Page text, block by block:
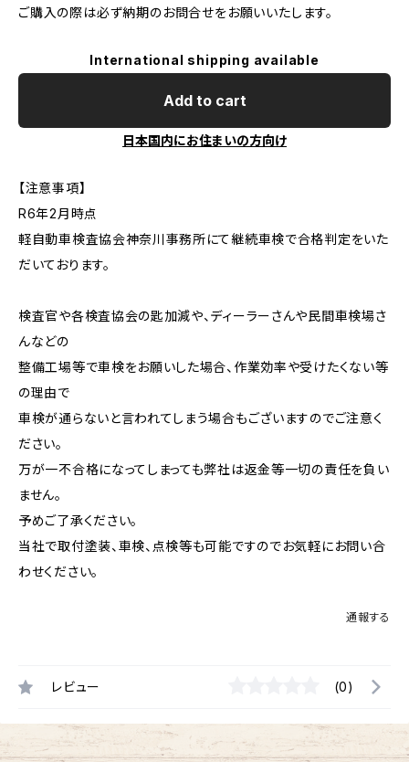
ご購入の際は必ず納期のお問合せをお願いいたします。
International shipping available
Add to cart
日本国内にお住まいの方向け
【注意事項】
R6年2月時点
軽自動車検査協会神奈川事務所にて継続車検で合格判定をいた
だいております。
検査官や各検査協会の匙加減や、ディーラーさんや民間車検場さ
んなどの
整備工場等で車検をお願いした場合、作業効率や受けたくない等
の理由で
車検が通らないと言われてしまう場合もございますのでご注意く
ださい。
万が一不合格になってしまっても弊社は返金等一切の責任を負い
ません。
予めご了承ください。
当社で取付塗装、車検、点検等も可能ですのでお気軽にお問い合
わせください。
通報する
レビュー (0)